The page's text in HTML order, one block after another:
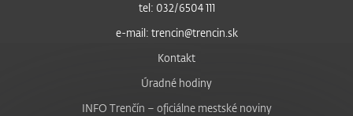
tel: 032/6504 111
e-mail: trencin@trencin.sk
Kontakt
Úradné hodiny
INFO Trenčín – oficiálne mestské noviny